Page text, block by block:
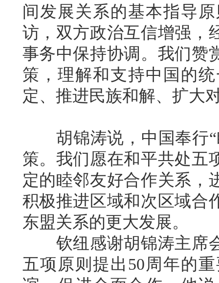
间发展关系的基本指导
访，双方政治互信增强，
事务中保持协调。我们赞
策，理解和支持中国的
定、推进民族和解、扩大
胡锦涛说，中国奉行“
策。我们愿在和平共处五
定的睦邻友好合作关系，
积极推进区域和次区域合
东盟关系的更大发展。
钦纽感谢胡锦涛主席会
五项原则提出50周年的